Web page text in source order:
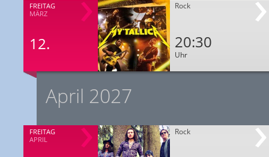
FREITAG
MÄRZ
12.
Rock
20:30
Uhr
April 2027
FREITAG
APRIL
Rock